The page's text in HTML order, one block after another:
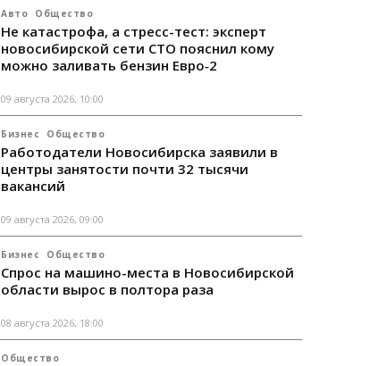
Авто Общество
Не катастрофа, а стресс-тест: эксперт
новосибирской сети СТО пояснил кому
можно заливать бензин Евро‑2
09 августа 2026, 10:00
Бизнес Общество
Работодатели Новосибирска заявили в
центры занятости почти 32 тысячи
вакансий
09 августа 2026, 09:00
Бизнес Общество
Спрос на машино-места в Новосибирской
области вырос в полтора раза
08 августа 2026, 18:00
Общество